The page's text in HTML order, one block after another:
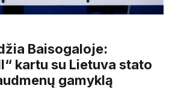
Baisogaloje:
kartu su Lietuva stato
gamyklą